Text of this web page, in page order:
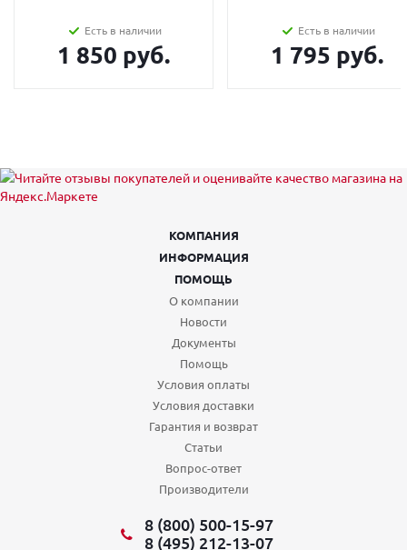
Есть в наличии
1 850 руб.
Есть в наличии
1 795 руб.
КОМПАНИЯ
ИНФОРМАЦИЯ
ПОМОЩЬ
О компании
Новости
Документы
Помощь
Условия оплаты
Условия доставки
Гарантия и возврат
Статьи
Вопрос-ответ
Производители
8 (800) 500-15-97
8 (495) 212-13-07